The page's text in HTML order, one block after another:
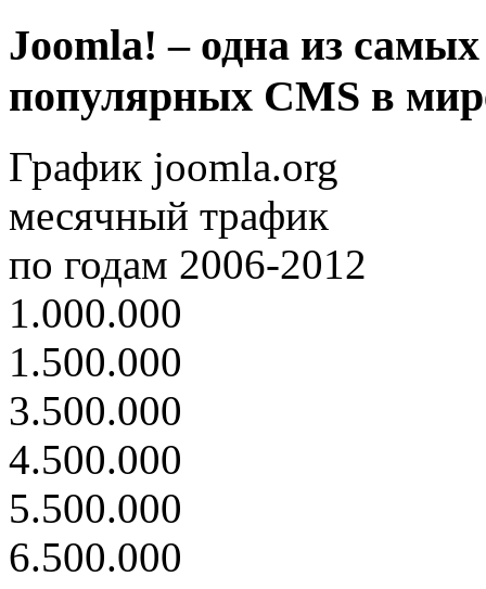
Joomla! – одна из самых
популярных CMS в
График joomla.org
месячный трафик
по годам 2006-2012
1.000.000
1.500.000
3.500.000
4.500.000
5.500.000
6.500.000